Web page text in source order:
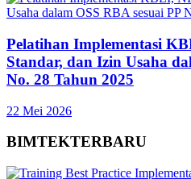
Pelatihan Implementasi
Standar, dan Izin Usaha
No. 28 Tahun 2025
22 Mei 2026
BIMTEKTERBARU